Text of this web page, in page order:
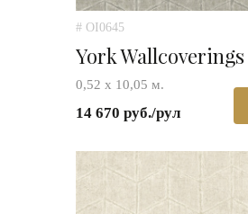
# OI0645
York Wallcoverings
0,52 х 10,05 м.
14 670 руб./рул